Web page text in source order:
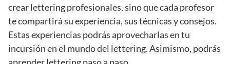
crear lettering profesionales, sino que cada profesor
te compartirá su experiencia, sus técnicas y consejos.
Estas experiencias podrás aprovecharlas en tu
incursión en el mundo del lettering. Asimismo, podrás